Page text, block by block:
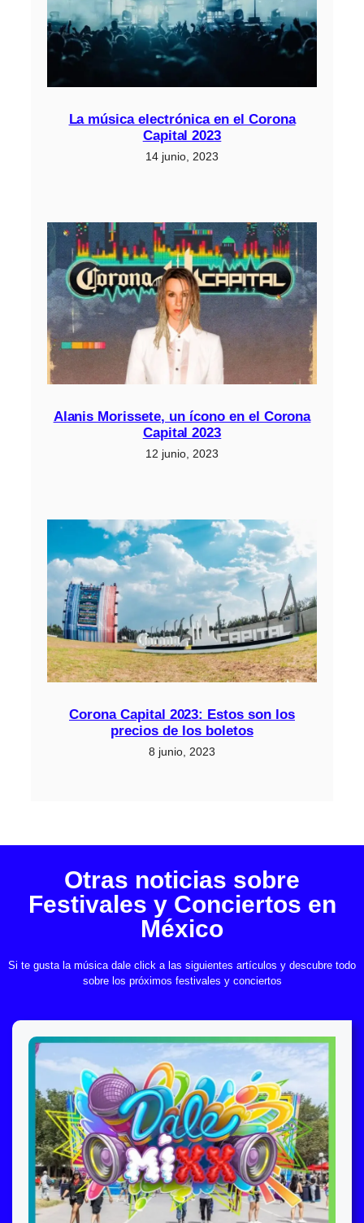
La música electrónica en el Corona
Capital 2023
14 junio, 2023
Alanis Morissete, un ícono en el Corona
Capital 2023
12 junio, 2023
Corona Capital 2023: Estos son los
precios de los boletos
8 junio, 2023
Otras noticias sobre
Festivales y Conciertos en
México
Si te gusta la música dale click a las siguientes artículos y descubre todo
sobre los próximos festivales y conciertos